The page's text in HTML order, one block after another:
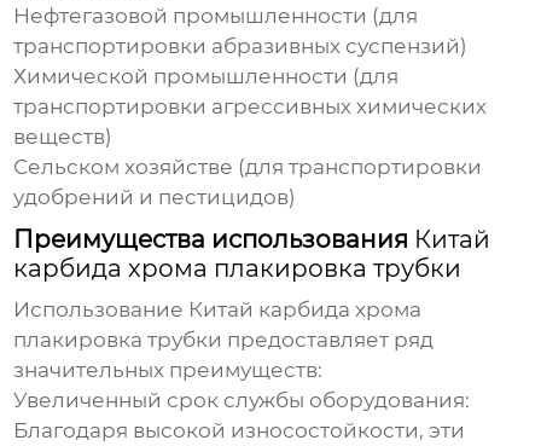
Нефтегазовой промышленности (для
транспортировки абразивных суспензий)
Химической промышленности (для
транспортировки агрессивных химических
веществ)
Сельском хозяйстве (для транспортировки
удобрений и пестицидов)
Преимущества использования Китай
карбида хрома плакировка трубки
Использование Китай карбида хрома
плакировка трубки предоставляет ряд
значительных преимуществ:
Увеличенный срок службы оборудования:
Благодаря высокой износостойкости, эти